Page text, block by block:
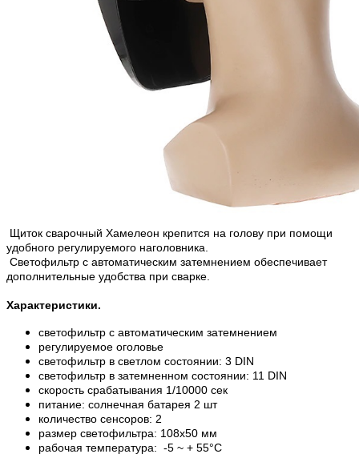
Щиток сварочный Хамелеон крепится на голову при помощи
удобного регулируемого наголовника.
Светофильтр с автоматическим затемнением обеспечивает
дополнительные удобства при сварке.
Характеристики.
светофильтр с автоматическим затемнением
регулируемое оголовье
светофильтр в светлом состоянии: 3 DIN
светофильтр в затемненном состоянии: 11 DIN
скорость срабатывания 1/10000 сек
питание: солнечная батарея 2 шт
количество сенсоров: 2
размер светофильтра: 108х50 мм
рабочая температура: -5 ~ + 55°С